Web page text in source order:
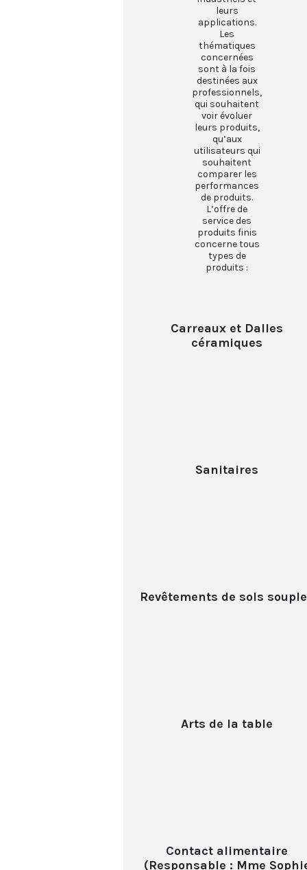
leurs
applications.
Les
thématiques
concernées
sont à la fois
destinées aux
professionnels,
qui souhaitent
voir évoluer
leurs produits,
qu’aux
utilisateurs qui
souhaitent
comparer les
performances
de produits.
L’offre de
service des
produits finis
concerne tous
types de
produits :
Carreaux et Dalles
céramiques
Sanitaires
Revêtements de sols
Arts de la table
Contact alimentaire
(Responsable : Mme